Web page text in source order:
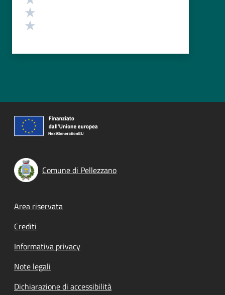
Comune di Pellezzano
Footer menu
Area riservata
Crediti
Informativa privacy
Note legali
Dichiarazione di accessibilità